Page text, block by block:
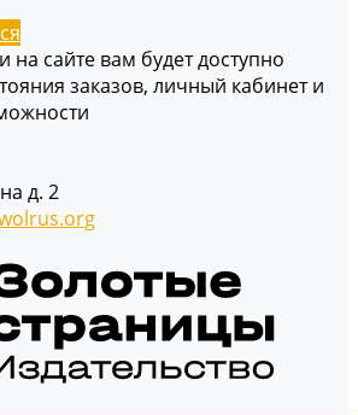
на сайте вам будет доступно
заказов, личный кабинет и
д. 2